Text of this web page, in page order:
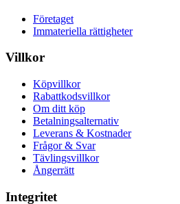
Företaget
Immateriella rättigheter
Villkor
Köpvillkor
Rabattkodsvillkor
Om ditt köp
Betalningsalternativ
Leverans & Kostnader
Frågor & Svar
Tävlingsvillkor
Ångerrätt
Integritet